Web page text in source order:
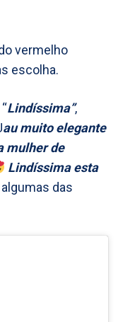
vermelho
escolha.
Lindíssima”,
au muito elegante
mulher de
Lindíssima esta
das